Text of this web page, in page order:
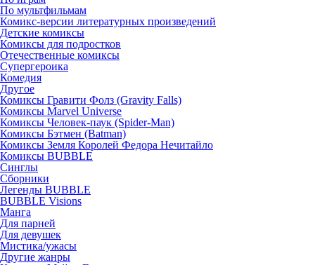
По мультфильмам
Комикс-версии литературных произведений
Детские комиксы
Комиксы для подростков
Отечественные комиксы
Супергероика
Комедия
Другое
Комиксы Гравити Фолз (Gravity Falls)
Комиксы Marvel Universe
Комиксы Человек-паук (Spider-Man)
Комиксы Бэтмен (Batman)
Комиксы Земля Королей Федора Нечитайло
Комиксы BUBBLE
Синглы
Сборники
Легенды BUBBLE
BUBBLE Visions
Манга
Для парней
Для девушек
Мистика/ужасы
Другие жанры